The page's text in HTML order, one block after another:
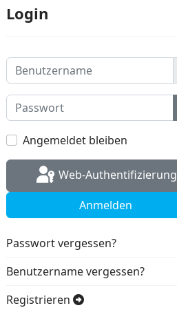
Login
Benutzername
Passwort
Angemeldet bleiben
Web-Authentifizierung
Anmelden
Passwort vergessen?
Benutzername vergessen?
Registrieren